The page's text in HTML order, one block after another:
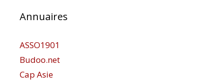
Annuaires
ASSO1901
Budoo.net
Cap Asie